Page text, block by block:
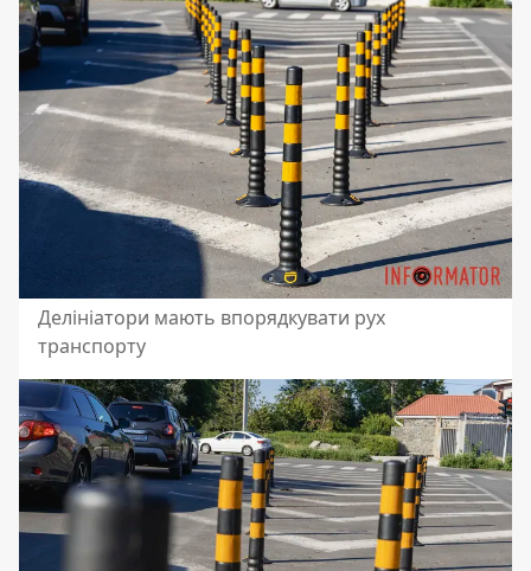
Делініатори мають впорядкувати рух
транспорту